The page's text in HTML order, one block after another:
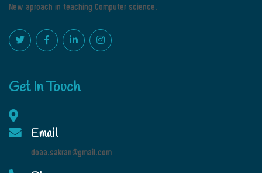
New aproach in teaching Computer science.
Get In Touch
Email
doaa.sakran@gmail.com